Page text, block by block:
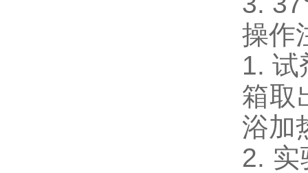
操作
1.
箱取
浴加
2.